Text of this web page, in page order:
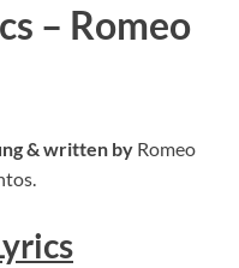
– Romeo
& written by Romeo